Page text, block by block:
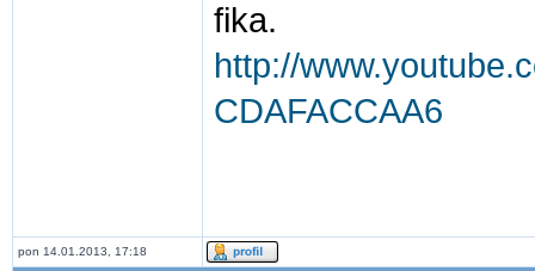
fika.
http://
CDAFACCAA6
pon 14.01.2013, 17:18